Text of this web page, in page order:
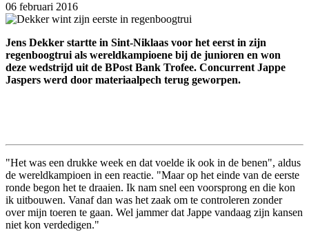
06 februari 2016
Jens Dekker startte in Sint-Niklaas voor het eerst in zijn
regenboogtrui als wereldkampioene bij de junioren en won
deze wedstrijd uit de BPost Bank Trofee. Concurrent Jappe
Jaspers werd door materiaalpech terug geworpen.
"Het was een drukke week en dat voelde ik ook in de benen", aldus
de wereldkampioen in een reactie. "Maar op het einde van de eerste
ronde begon het te draaien. Ik nam snel een voorsprong en die kon
ik uitbouwen. Vanaf dan was het zaak om te controleren zonder
over mijn toeren te gaan. Wel jammer dat Jappe vandaag zijn kansen
niet kon verdedigen."